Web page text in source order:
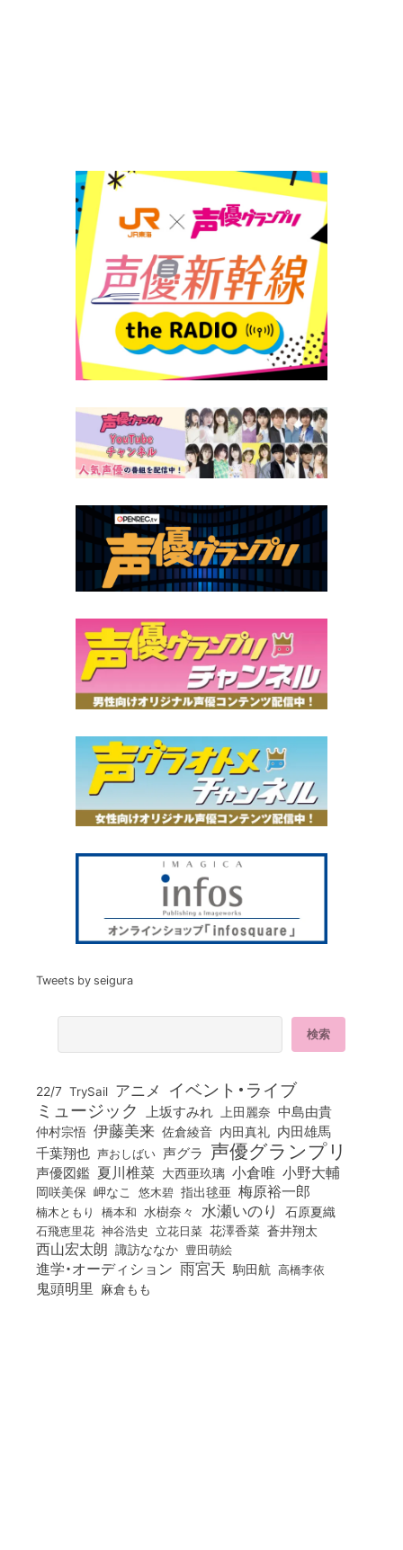
Tweets by seigura
22/7 TrySail アニメ イベント・ライブ
ミュージック 上坂すみれ 上田麗奈 中島由貴
仲村宗悟 伊藤美来 佐倉綾音 内田真礼 内田雄馬
千葉翔也 声おしばい 声グラ 声優グランプリ
声優図鑑 夏川椎菜 大西亜玖璃 小倉唯 小野大輔
岡咲美保 岬なこ 悠木碧 指出毬亜 梅原裕一郎
楠木ともり 橋本和 水樹奈々 水瀬いのり 石原夏織
石飛恵里花 神谷浩史 立花日菜 花澤香菜 蒼井翔太
西山宏太朗 諏訪ななか 豊田萌絵
進学・オーディション 雨宮天 駒田航 高橋李依
鬼頭明里 麻倉もも